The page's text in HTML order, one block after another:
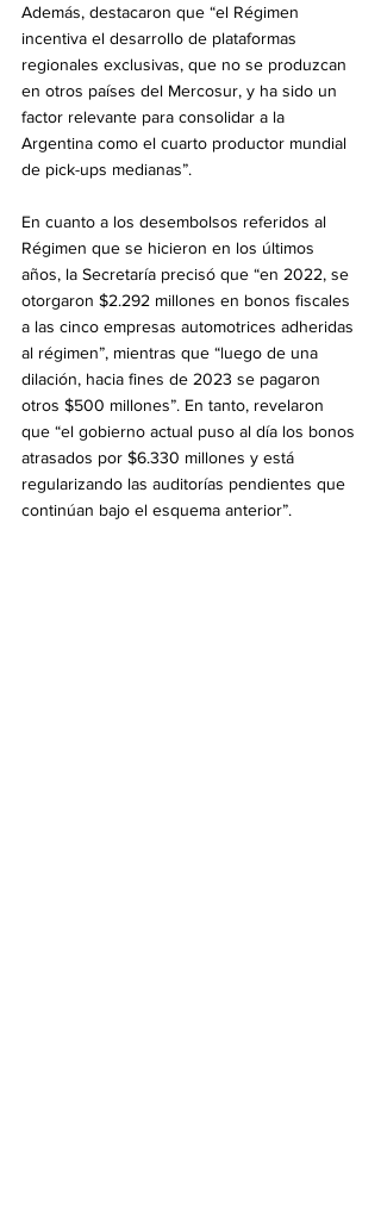
Además, destacaron que “el Régimen
incentiva el desarrollo de plataformas
regionales exclusivas, que no se produzcan
en otros países del Mercosur, y ha sido un
factor relevante para consolidar a la
Argentina como el cuarto productor mundial
de pick-ups medianas”.
En cuanto a los desembolsos referidos al
Régimen que se hicieron en los últimos
años, la Secretaría precisó que “en 2022, se
otorgaron $2.292 millones en bonos fiscales
a las cinco empresas automotrices adheridas
al régimen”, mientras que “luego de una
dilación, hacia fines de 2023 se pagaron
otros $500 millones”. En tanto, revelaron
que “el gobierno actual puso al día los bonos
atrasados por $6.330 millones y está
regularizando las auditorías pendientes que
continúan bajo el esquema anterior”.